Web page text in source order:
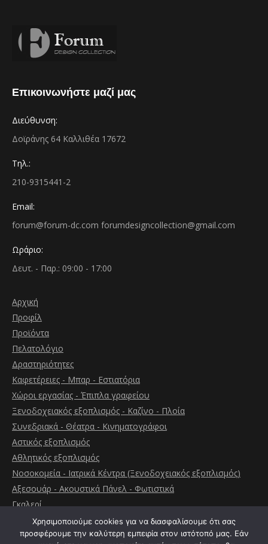
Επικοινωνήστε μαζί μας
Διεύθυνση:
Δοϊράνης 64 Καλλιθέα 17672
Τηλ.:
210-9315441-2
Email:
forum@forum-dc.com forumdesigncollection@gmail.com
Ωράριο:
Δευτ. - Παρ.: 09:00 - 17:00
Αρχική
Προφίλ
Προϊόντα
Πελατολόγιο
Δραστηριότητες
Καφετέρειες - Μπαρ - Εστιατόρια
Χώροι εργασίας - Έπιπλα γραφείου
Ξενοδοχειακός εξοπλισμός - Καζίνο - Πλοία
Συνεδριακά - Θέατρα - Κινηματογράφοι
Αστικός εξοπλισμός
Αθλητικός εξοπλισμός
Νοσοκομεία - Ιατρικά Κέντρα (Ξενοδοχειακός εξοπλισμός)
Αξεσουάρ - Ακουστικά Πάνελ - Φωτιστικά
Γκαλερί
Επικοινωνία
Χρησιμοποιούμε cookies για να διασφαλίσουμε ότι σας
προσφέρουμε την καλύτερη εμπειρία στον ιστότοπό μας. Εάν